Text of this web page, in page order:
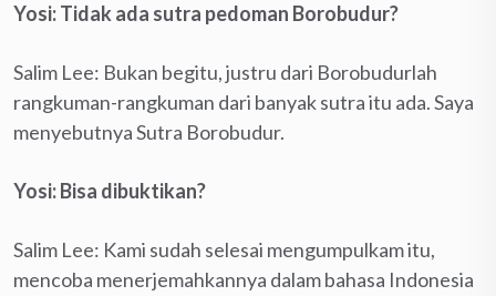
Yosi: Tidak ada sutra pedoman Borobudur?
Salim Lee: Bukan begitu, justru dari Borobudurlah
rangkuman-rangkuman dari banyak sutra itu ada. Saya
menyebutnya Sutra Borobudur.
Yosi: Bisa dibuktikan?
Salim Lee: Kami sudah selesai mengumpulkam itu,
mencoba menerjemahkannya dalam bahasa Indonesia